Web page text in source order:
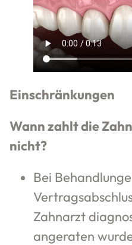
Einschränkungen
Wann zahlt die
nicht?
Bei
Zahnarzt
angeraten